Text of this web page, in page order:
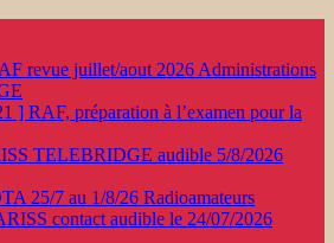
revue juillet/aout 2026 Administrations
] RAF, préparation à l’examen pour la
TELEBRIDGE audible 5/8/2026
25/7 au 1/8/26 Radioamateurs
contact audible le 24/07/2026